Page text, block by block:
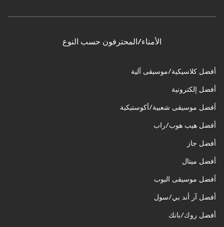
الأمناء/المحترفون حسب النوع
أفضل كلاسيكية/موسيقى آلية
أفضل إلكترونية
أفضل موسيقى شعبية/أكوستيكية
أفضل هيب هوب/راب
أفضل جاز
أفضل ميتال
أفضل موسيقى البوب
أفضل آر أند بي/سول
أفضل روك/بانك